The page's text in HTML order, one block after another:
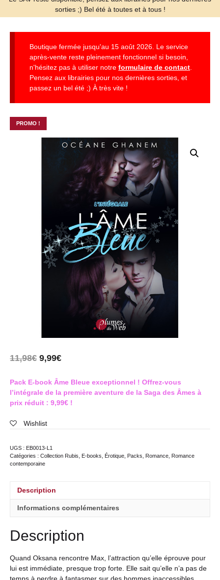
sorties ;) Bel été à toutes et à tous !
Boutique fermée jusqu'au 15 août 2026. Le service
après-vente reste pleinement fonctionnel si besoin,
n'hésitez pas à utiliser notre formulaire de contact
Pensez aux librairies pour nos dernières sorties, et
passez un bel été ;) À très vite !
PROMO !
11,98€ 9,99€
Pack E-book Âme Bleue exceptionnel ! Offrez-vous
l’intégrale de la première aventure de la Saga des Âmes à
prix réduit : 9,99€ !
Wishlist
UGS : EB0013-L1
Catégories : Collection Rubis E-books Érotique Packs Romance
Romance
contemporaine
Description
Informations complémentaires
Description
Quand Oksana rencontre Max, l’attraction qu’elle éprouve pour
lui est immédiate, presque trop forte. Elle sait qu’elle n’a pas de